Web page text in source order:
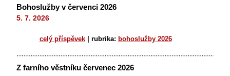
Bohoslužby v červenci 2026
5. 7. 2026
celý příspěvek rubrika: bohoslužby 2026
Z farního věstníku červenec 2026